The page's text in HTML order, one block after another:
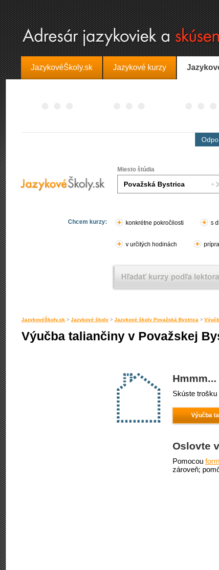
JazykovéŠkoly.sk Jazykové kurzy
Miesto štúdia
Chcem kurzy: konkrétne pokročilosti s
v určitých hodinách
JazykovéŠkoly.sk > Jazykové školy > Jazykové školy Považská Bystrica >
Výučba taliančiny v Považskej
Skúste
Výučba
Oslovte
Pomocou
zároveň;